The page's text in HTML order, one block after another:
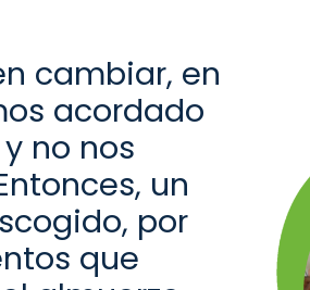
cambiar, en
acordado
y no nos
un
cogido, por
que